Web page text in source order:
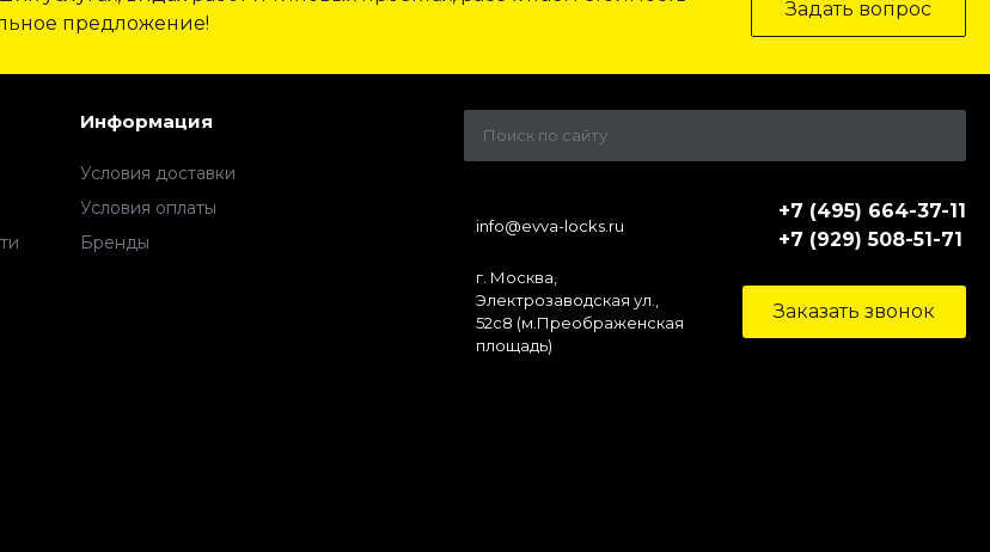
предложение!
Задать вопрос
Информация
Условия доставки
Условия оплаты
Бренды
info@evva-locks.ru
+7 (495) 664-37-11
+7 (929) 508-51-71
г. Москва,
Электрозаводская ул.,
52c8 (м.Преображенская
площадь)
Заказать звонок